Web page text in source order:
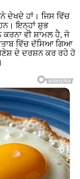
ਦੇਖਦੇ ਹਾਂ। ਜਿਸ ਵਿੱਚ
ਇਨ੍ਹਾਂ ਸ਼ੁਭ
ਵੀ ਸ਼ਾਮਲ ਹੈ, ਜੋ
ਵਿੱਚ ਦੱਸਿਆ ਗਿਆ
ਦੇ ਦਰਸ਼ਨ ਕਰ ਰਹੇ ਹੋ